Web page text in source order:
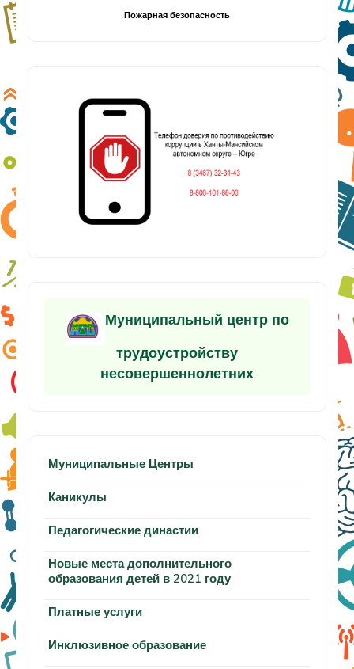
Пожарная безопасность
Муниципальный центр по
трудоустройству
несовершеннолетних
Муниципальные Центры
Каникулы
Педагогические династии
Новые места дополнительного
образования детей в 2021 году
Платные услуги
Инклюзивное образование